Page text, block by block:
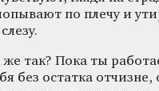
по плечу и
же так? Пока ты
без остатка отчизне,